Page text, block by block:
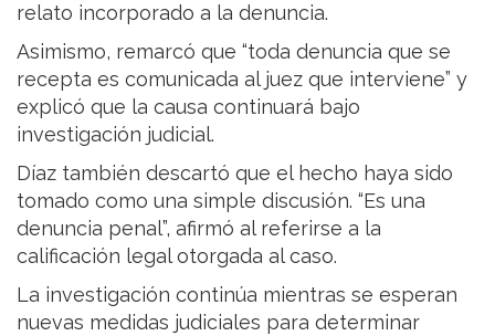
relato incorporado a la denuncia.
Asimismo, remarcó que “toda denuncia que se
recepta es comunicada al juez que interviene” y
explicó que la causa continuará bajo
investigación judicial.
Díaz también descartó que el hecho haya sido
tomado como una simple discusión. “Es una
denuncia penal”, afirmó al referirse a la
calificación legal otorgada al caso.
La investigación continúa mientras se esperan
nuevas medidas judiciales para determinar